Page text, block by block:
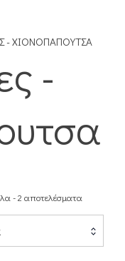
- ΧΙΟΝΟΠΆΠΟΥΤΣΑ
-
- 2 αποτελέσματα